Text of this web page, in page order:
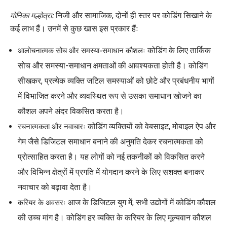
मोनिका मल्होत्रा: निजी और सामाजिक, दोनों ही स्तर पर कोडिंग सिखाने के
कई लाभ हैं। उनमें से कुछ खास इस प्रकार हैंः
आलोचनात्मक सोच और समस्या-समाधान कौशलः कोडिंग के लिए तार्किक
सोच और समस्या-समाधान क्षमताओं की आवश्यकता होती है। कोडिंग
सीखकर, प्रत्येक व्यक्ति जटिल समस्याओं को छोटे और प्रबंधनीय भागों
में विभाजित करने और व्यवस्थित रूप से उसका समाधान खोजने का
कौशल अपने अंदर विकसित करता है।
रचनात्मकता और नवाचारः कोडिंग व्यक्तियों को वेबसाइट, मोबाइल ऐप और
गेम जैसे डिजिटल समाधान बनाने की अनुमति देकर रचनात्मकता को
प्रोत्साहित करता है। यह लोगों को नई तकनीकों को विकसित करने
और विभिन्न क्षेत्रों में प्रगति में योगदान करने के लिए सशक्त बनाकर
नवाचार को बढ़ावा देता है।
करियर के अवसरः आज के डिजिटल युग में, सभी उद्योगों में कोडिंग कौशल
की उच्च मांग है। कोडिंग हर व्यक्ति के करियर के लिए मूल्यवान कौशल